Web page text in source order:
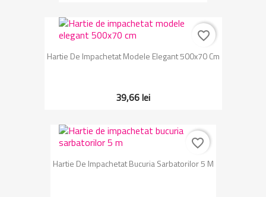
Hartie De Impachetat Modele Elegant 500x70 Cm
39,66 lei
favorite_border
Hartie De Impachetat Bucuria Sarbatorilor 5 M
favorite_border